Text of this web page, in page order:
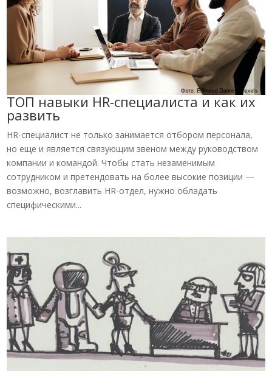
ТОП навыки HR-специалиста и как их
развить
HR-специалист не только занимается отбором персонала,
но еще и является связующим звеном между руководством
компании и командой. Чтобы стать незаменимым
сотрудником и претендовать на более высокие позиции —
возможно, возглавить HR-отдел, нужно обладать
специфическими...